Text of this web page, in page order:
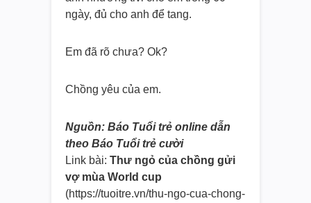
ngày, đủ cho anh để tang.
Em đã rõ chưa? Ok?
Chồng yêu của em.
Nguồn: Báo Tuổi trẻ online dẫn
theo Báo Tuổi trẻ cười
Link bài: Thư ngỏ của chồng gửi
vợ mùa World cup
(https://tuoitre.vn/thu-ngo-cua-chong-